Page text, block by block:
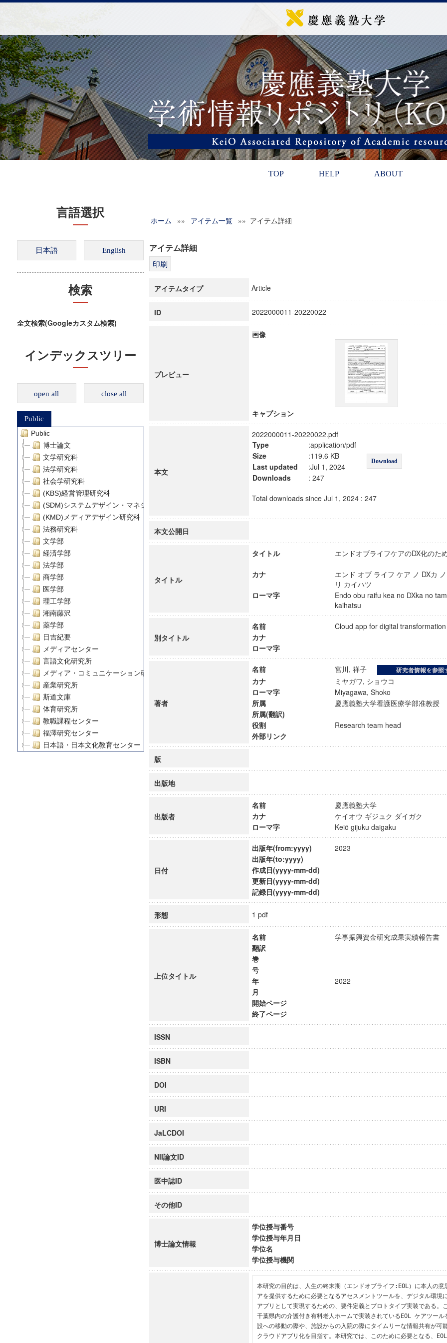
TOP HELP ABOUT
言語選択
検索
全文検索(Googleカスタム検索)
インデックスツリー
open all close all
Public
Public
博士論文
文学研究科
法学研究科
社会学研究科
(KBS)経営管理研究科
(SDM)システムデザイン・マネジメント研究科
(KMD)メディアデザイン研究科
法務研究科
文学部
経済学部
法学部
商学部
医学部
理工学部
湘南藤沢
薬学部
日吉紀要
メディアセンター
言語文化研究所
メディア・コミュニケーション研究所
産業研究所
斯道文庫
体育研究所
教職課程センター
福澤研究センター
日本語・日本文化教育センター
デジタルメディア・コンテンツ統合研究センター
グローバルリサーチインスティテュート
慶應義塾大学グローバルCOEプログラム論理と感性の先端的教育研究拠点
博士課程教育リーディングプログラム「超成熟社会発展のサイエンス」
ホーム »» アイテム一覧 »» アイテム詳細
アイテム詳細
アイテムタイプ Article
ID 2022000011-20220022
プレビュー
画像
キャプション
本文
2022000011-20220022.pdf
Type
:application/pdf
Download
Size
:119.6 KB
Last updated
:Jul 1, 2024
Downloads
: 247
Total downloads since Jul 1, 2024 : 247
本文公開日
タイトル
タイトル エンドオブライフケアのDX化のた
カナ
エンド オブ ライフ ケア ノ DXカ
リ カイハツ
ローマ字
Endo obu raifu kea no DXka no
kaihatsu
別タイトル
名前
Cloud app for digital
カナ
ローマ字
著者
名前
宮川, 祥子
カナ
ミヤガワ, ショウコ
ローマ字
Miyagawa, Shoko
所属
慶應義塾大学看護医療学部准教
所属(翻訳)
役割
Research team head
外部リンク
版
出版地
出版者
名前
慶應義塾大学
カナ
ケイオウ ギジュク ダイガク
ローマ字
Keiō gijuku daigaku
日付
出版年(from:yyyy)
2023
出版年(to:yyyy)
作成日(yyyy-mm-dd)
更新日(yyyy-mm-dd)
記録日(yyyy-mm-dd)
形態 1 pdf
上位タイトル
名前
学事振興資金研究成果実績報告
翻訳
巻
号
年
2022
月
開始ページ
終了ページ
ISSN
ISBN
DOI
URI
JaLCDOI
NII論文ID
医中誌ID
その他ID
博士論文情報
学位授与番号
学位授与年月日
学位名
学位授与機関
本研究の目的は、人生の終末期（エンドオブライフ:EOL）に本人の
アを提供するために必要となるアセスメントツールを、デジタル環境
アプリとして実現するための、要件定義とプロトタイプ実装である。
千葉県内の介護付き有料老人ホームで実装されているEOL ケアツー
設への移動の際や、施設からの入院の際にタイムリーな情報共有が可
クラウドアプリ化を目指す。本研究では、このために必要となる、